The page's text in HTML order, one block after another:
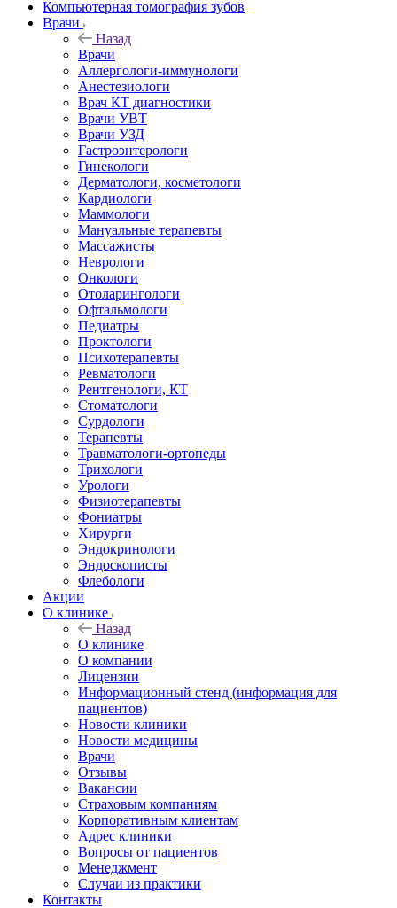
Компьютерная томография зубов
Врачи
Назад
Врачи
Аллергологи-иммунологи
Анестезиологи
Врач КТ диагностики
Врачи УВТ
Врачи УЗД
Гастроэнтерологи
Гинекологи
Дерматологи, косметологи
Кардиологи
Маммологи
Мануальные терапевты
Массажисты
Неврологи
Онкологи
Отоларингологи
Офтальмологи
Педиатры
Проктологи
Психотерапевты
Ревматологи
Рентгенологи, КТ
Стоматологи
Сурдологи
Терапевты
Травматологи-ортопеды
Трихологи
Урологи
Физиотерапевты
Фониатры
Хирурги
Эндокринологи
Эндоскописты
Флебологи
Акции
О клинике
Назад
О клинике
О компании
Лицензии
Информационный стенд (информация для
пациентов)
Новости клиники
Новости медицины
Врачи
Отзывы
Вакансии
Страховым компаниям
Корпоративным клиентам
Адрес клиники
Вопросы от пациентов
Менеджмент
Случаи из практики
Контакты